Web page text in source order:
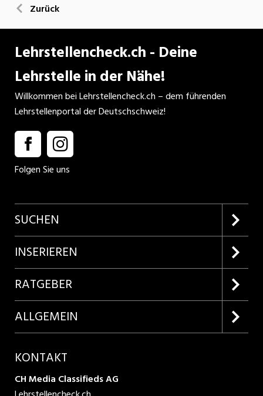
Zurück
Lehrstellencheck.ch - Deine
Lehrstelle in der Nähe!
Willkommen bei Lehrstellencheck.ch – dem führenden
Lehrstellenportal der Deutschschweiz!
Folgen Sie uns
SUCHEN
Firmenprofile entdecken
Lehrstellen suchen
INSERIEREN
Kundenlogin
Inserieren
Produkte
RATGEBER
Lehrberufe entdecken
ALLGEMEIN
AGB
KONTAKT
CH Media Classifieds AG